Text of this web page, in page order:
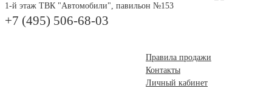
1-й этаж ТВК "Автомобили", павильон №153
+7 (495) 506-68-03
Правила продажи
Контакты
Личный кабинет